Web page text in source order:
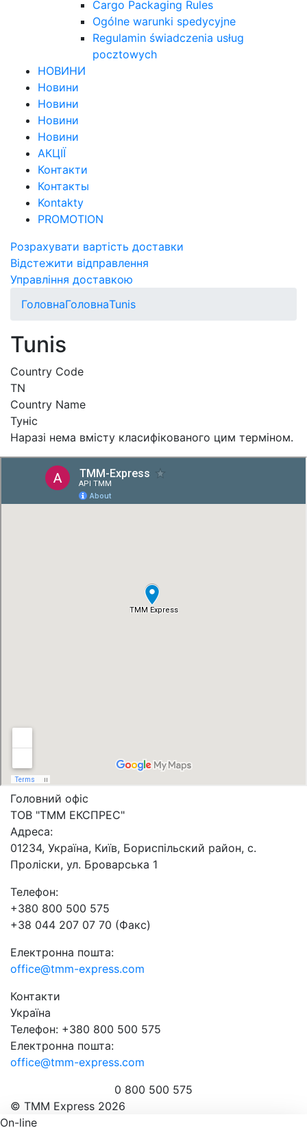
Cargo Packaging Rules
Ogólne warunki spedycyjne
Regulamin świadczenia usług
pocztowych
НОВИНИ
Новини
Новини
Новини
Новини
АКЦІЇ
Контакти
Контакты
Kontakty
PROMOTION
Розрахувати вартість доставки
Відстежити відправлення
Управління доставкою
ГоловнаГоловнаTunis
Tunis
Country Code
TN
Country Name
Туніс
Наразі нема вмісту класифікованого цим терміном.
Головний офіс
ТОВ "ТММ ЕКСПРЕС"
Адреса:
01234, Україна, Київ, Бориспільский район, с.
Проліски, ул. Броварська 1
Телефон:
+380 800 500 575
+38 044 207 07 70 (Факс)
Електронна пошта:
office@tmm-express.com
Контакти
Україна
Телефон: +380 800 500 575
Електронна пошта:
office@tmm-express.com
0 800 500 575
© ТММ Express 2026
On-line